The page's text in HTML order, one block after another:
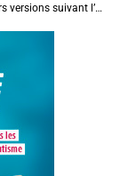
MERCURY 250 CV : un moteur qui se décline en plusieurs versions suivant l’utilisation